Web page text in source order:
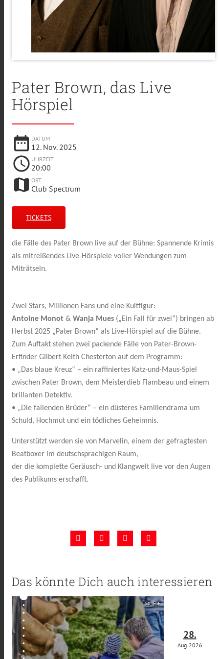
Pater Brown, das Live
Hörspiel
date_range DATUM
12. Nov. 2025
schedule UHRZEIT
20:00
map ORT
Club Spectrum
TICKETS
die Fälle des Pater Brown live auf der Bühne: Spannende Krimis
als mitreißendes Live-Hörspiel e voller Wendungen zum
Miträtseln.
Zwei Stars, Millionen Fans und eine Kultfigur:
Antoine Monot & Wanja Mues („Ein Fall für zwei“) bringen ab
Herbst 2025 „Pater Brown“ als Live-Hörspiel auf die Bühne.
Zum Auftakt stehen zwei packende Fälle von Pater-Brown-
Erfinder Gilbert Keith Chesterton auf dem Programm:
• „Das blaue Kreuz“ – ein raffiniertes Katz-und-Maus-Spiel
zwischen Pater Brown, dem Meisterdieb Flambeau und einem
brillanten Detektiv.
• „Die fallenden Brüder“ – ein düsteres Familiendrama um
Schuld, Hochmut und ein tödliches Geheimnis.
Unterstützt werden sie von Marvelin, einem der gefragtesten
Beatboxer im deutschsprachigen Raum,
der die komplette Geräusch- und Klangwelt live vor den Augen
des Publikums erschafft.
Das könnte Dich auch interessieren
StMELF
28.
Aug 2026